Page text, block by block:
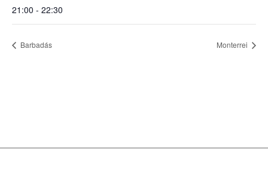
21:00 - 22:30
Barbadás Monterrei